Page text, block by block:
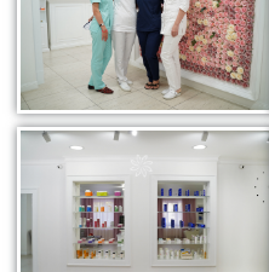
Удаление жира